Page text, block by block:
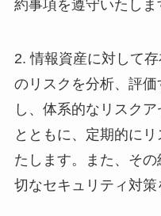
約事項を遵守いたしま
2. 情報資産に対して
のリスクを分析、評
し、体系的なリスク
とともに、定期的に
たします。また、そ
切なセキュリティ対策